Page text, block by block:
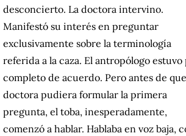
desconcierto. La doctora intervino.
Manifestó su interés en preguntar
exclusivamente sobre la terminología
referida a la caza. El antropólogo estuvo
completo de acuerdo. Pero antes de
doctora pudiera formular la primera
pregunta, el toba, inesperadamente,
comenzó a hablar. Hablaba en voz baja,